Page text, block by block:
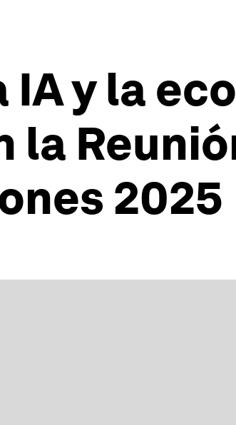
y la
la
2025